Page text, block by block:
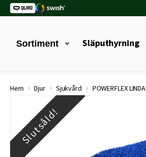
Sortiment Släputhyrning
Hem › Djur › Sjukvård › POWERFLEX LINDA
Slutsåld!